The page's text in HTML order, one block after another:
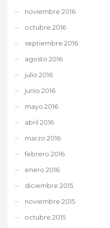
noviembre 2016
octubre 2016
septiembre 2016
agosto 2016
julio 2016
junio 2016
mayo 2016
abril 2016
marzo 2016
febrero 2016
enero 2016
diciembre 2015
noviembre 2015
octubre 2015